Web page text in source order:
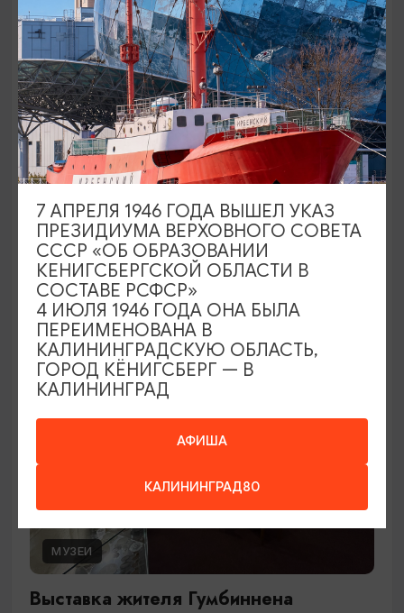
ДРУГИЕ ДОСТОПРИМЕЧАТЕЛЬНОСТИ
Стеклодувная мастерская Репин
Гласс/Repin Glass
Калининград, ул. Литовский вал, 38
МУЗЕИ
Выставка жителя Гумбиннена
АФИША
КАЛИНИНГРАД80
7 АПРЕЛЯ 1946 ГОДА ВЫШЕЛ УКАЗ
ПРЕЗИДИУМА ВЕРХОВНОГО СОВЕТА
СССР «ОБ ОБРАЗОВАНИИ
КЕНИГСБЕРГСКОЙ ОБЛАСТИ В
СОСТАВЕ РСФСР»
4 ИЮЛЯ 1946 ГОДА ОНА БЫЛА
ПЕРЕИМЕНОВАНА В
КАЛИНИНГРАДСКУЮ ОБЛАСТЬ,
ГОРОД КЁНИГСБЕРГ — В
КАЛИНИНГРАД